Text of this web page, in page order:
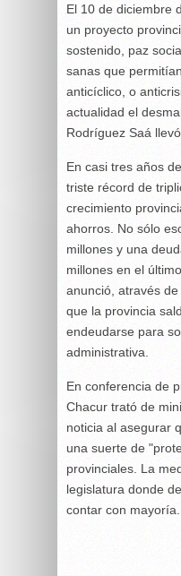
El 10 de diciembre
un proyecto
sostenido, paz
sanas que
anticíclico, o
actualidad el
Rodríguez Saá
En casi tres años
triste récord de
crecimiento
ahorros. No sólo
millones y una
millones en el
anunció, através de
que la provincia
endeudarse para
administrativa.
En conferencia de
Chacur trató de
noticia al asegurar
una suerte de
provinciales. La
legislatura donde
contar con mayoría.